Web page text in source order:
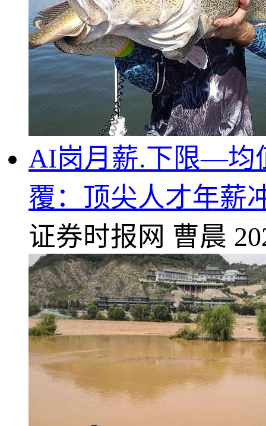
AI岗月薪.下限—均
覆：顶尖人才年薪
证券时报网 曹晨